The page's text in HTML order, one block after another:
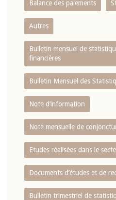
Balance des paiements
Autres
Bulletin mensuel de
financières
Bulletin Mensuel des
Note d’information
Note mensuelle de
Etudes réalisées dans le
Documents d’études et de
Bulletin trimestriel de